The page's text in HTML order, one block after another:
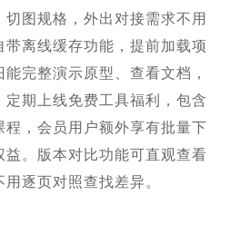
图规格，外出对接需求不用
带离线缓存功能，提前加载项
完整演示原型、查看文档，
期上线免费工具福利，包含
，会员用户额外享有批量下
。版本对比功能可直观查看
逐页对照查找差异。